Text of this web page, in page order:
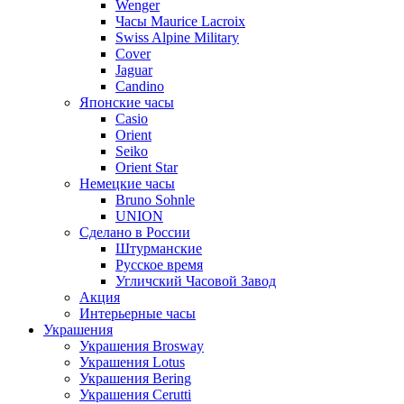
Wenger
Часы Maurice Lacroix
Swiss Alpine Military
Cover
Jaguar
Candino
Японские часы
Casio
Orient
Seiko
Orient Star
Немецкие часы
Bruno Sohnle
UNION
Сделано в России
Штурманские
Русское время
Угличский Часовой Завод
Акция
Интерьерные часы
Украшения
Украшения Brosway
Украшения Lotus
Украшения Bering
Украшения Cerutti